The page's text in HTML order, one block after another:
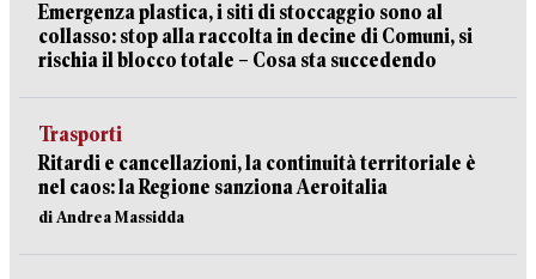
Emergenza plastica, i siti di stoccaggio sono al
collasso: stop alla raccolta in decine di Comuni, si
rischia il blocco totale – Cosa sta succedendo
Trasporti
Ritardi e cancellazioni, la continuità territoriale è
nel caos: la Regione sanziona Aeroitalia
di Andrea Massidda